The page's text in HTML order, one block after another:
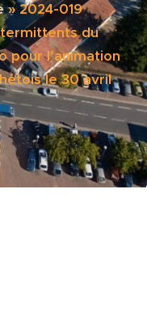
»2024-019
du
pour l’animation
le 30 avril